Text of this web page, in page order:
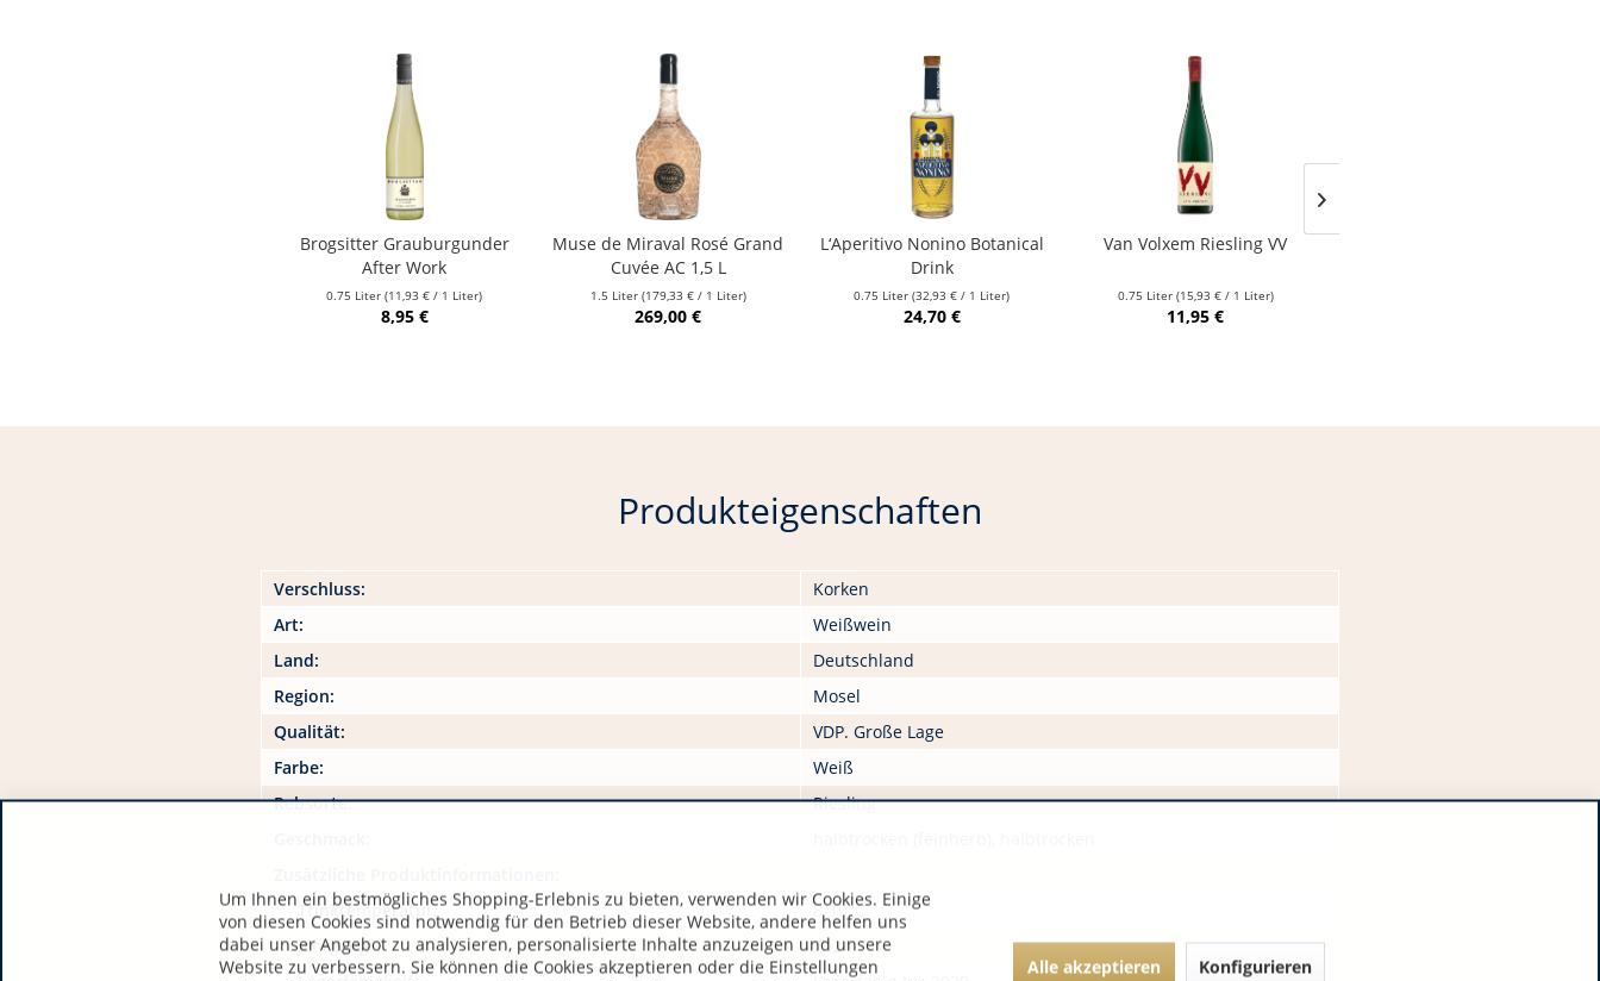
Brogsitter Grauburgunder
After Work
0.75 Liter(11,93 € / 1 Liter)
8,95 €
Muse de Miraval Rosé Grand
Cuvée AC 1,5 L
1.5 Liter (179,33 € / 1 Liter)
269,00 €
L‘Aperitivo Nonino Botanical
Drink
0.75 Liter(32,93 € / 1 Liter)
24,70 €
Van Volxem Riesling VV
0.75 Liter (15,93 € / 1 Liter)
11,95 €
Produkteigenschaften
Verschluss:
Korken
Art:
Weißwein
Land:
Deutschland
Region:
Mosel
Qualität:
VDP. Große Lage
Farbe:
Weiß
Rebsorte:
Riesling
Trinktemperatur:
8-10°C
Jahrgang:
2024
Um Ihnen ein bestmögliches Shopping-Erlebnis zu bieten, verwenden wir Cookies. Einige
von diesen Cookies sind notwendig für den Betrieb dieser Website, andere helfen uns
dabei unser Angebot zu analysieren, personalisierte Inhalte anzuzeigen und unsere
Website zu verbessern. Sie können die Cookies akzeptieren oder die Einstellungen
Alle akzeptieren Konfigurieren